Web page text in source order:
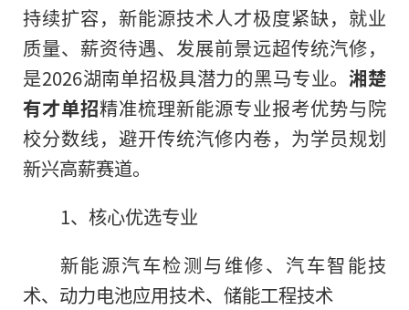
持续扩容，新能源技术人才极度紧缺，就业
质量、薪资待遇、发展前景远超传统汽修，
是2026湖南单招极具潜力的黑马专业。湘楚
有才单招精准梳理新能源专业报考优势与院
校分数线，避开传统汽修内卷，为学员规划
新兴高薪赛道。
1、核心优选专业
新能源汽车检测与维修、汽车智能技
术、动力电池应用技术、储能工程技术